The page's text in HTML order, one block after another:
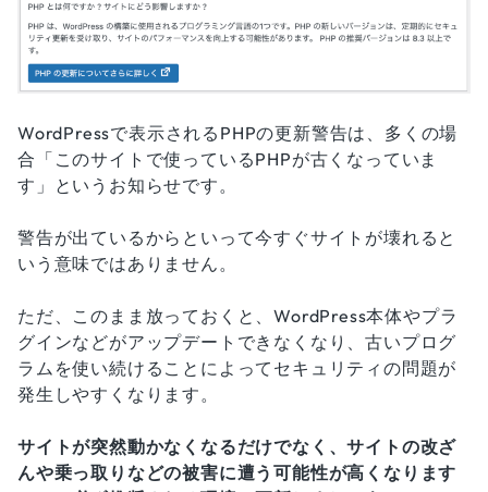
WordPressで表示されるPHPの更新警告は、多くの場
合「このサイトで使っているPHPが古くなっていま
す」というお知らせです。
警告が出ているからといって今すぐサイトが壊れると
いう意味ではありません。
ただ、このまま放っておくと、WordPress本体やプラ
グインなどがアップデートできなくなり、古いプログ
ラムを使い続けることによってセキュリティの問題が
発生しやすくなります。
サイトが突然動かなくなるだけでなく、サイトの改ざ
んや乗っ取りなどの被害に遭う可能性が高くなります